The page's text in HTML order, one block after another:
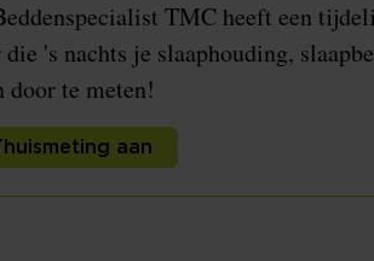
TMC heeft een
's nachts je slaaphouding,
door te meten!
aan